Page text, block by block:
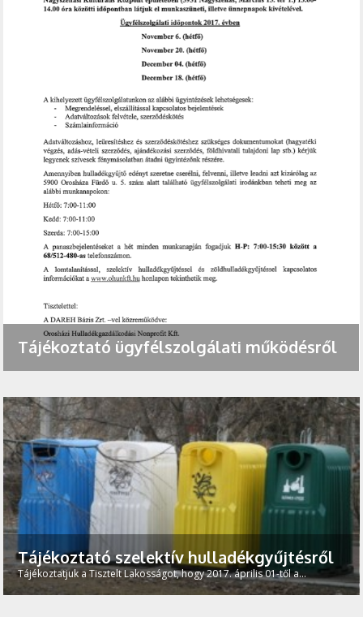
Tájékoztató ügyfélszolgálati működésről
Tájékoztató szelektív hulladékgyűjtésről
Tájékoztatjuk a Tisztelt Lakosságot, hogy 2017. április 01-től a...